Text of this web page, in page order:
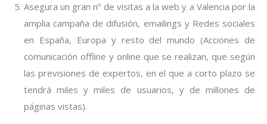
Asegura un gran nº de visitas a la web y a Valencia por la
amplia campaña de difusión, emailings y Redes sociales
en España, Europa y resto del mundo (Acciones de
comunicación offline y online que se realizan, que según
las previsiones de expertos, en el que a corto plazo se
tendrá miles y miles de usuarios, y de millones de
páginas vistas).